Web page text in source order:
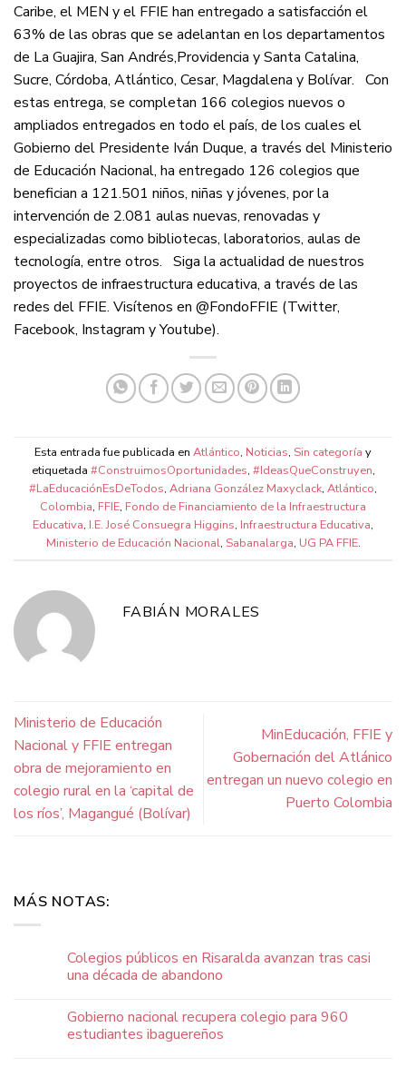
Caribe, el MEN y el FFIE han entregado a satisfacción el
63% de las obras que se adelantan en los departamentos
de La Guajira, San Andrés,Providencia y Santa Catalina,
Sucre, Córdoba, Atlántico, Cesar, Magdalena y Bolívar. Con
estas entrega, se completan 166 colegios nuevos o
ampliados entregados en todo el país, de los cuales el
Gobierno del Presidente Iván Duque, a través del Ministerio
de Educación Nacional, ha entregado 126 colegios que
benefician a 121.501 niños, niñas y jóvenes, por la
intervención de 2.081 aulas nuevas, renovadas y
especializadas como bibliotecas, laboratorios, aulas de
tecnología, entre otros. Siga la actualidad de nuestros
proyectos de infraestructura educativa, a través de las
redes del FFIE. Visítenos en @FondoFFIE (Twitter,
Facebook, Instagram y Youtube).
Esta entrada fue publicada en Atlántico, Noticias, Sin categoría y
etiquetada #ConstruimosOportunidades, #IdeasQueConstruyen,
#LaEducaciónEsDeTodos, Adriana González Maxyclack, Atlántico,
Colombia, FFIE, Fondo de Financiamiento de la Infraestructura
Educativa, I.E. José Consuegra Higgins, Infraestructura Educativa,
Ministerio de Educación Nacional, Sabanalarga, UG PA FFIE.
FABIÁN MORALES
Ministerio de Educación
Nacional y FFIE entregan
obra de mejoramiento en
colegio rural en la ‘capital de
los ríos’, Magangué (Bolívar)
MinEducación, FFIE y
Gobernación del Atlánico
entregan un nuevo colegio en
Puerto Colombia
MÁS NOTAS:
Colegios públicos en Risaralda avanzan tras casi
una década de abandono
Gobierno nacional recupera colegio para 960
estudiantes ibaguereños